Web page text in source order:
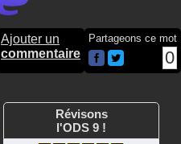
Ajouter un
commentaire
Partageons ce mot
0
Révisons
l'ODS 9 !